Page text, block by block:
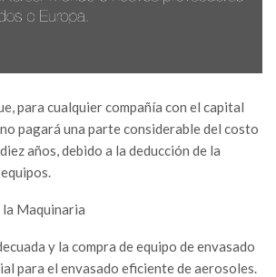
para cualquier compañía con el capital
pagará una parte considerable del costo
años, debido a la deducción de la
la Maquinaria
y la compra de equipo de envasado
para el envasado eficiente de aerosoles.